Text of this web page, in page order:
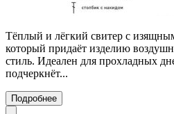
Тёплый и лёгкий свитер с
который придаёт изделию
стиль. Идеален для прохладных
подчеркнёт...
Подробнее